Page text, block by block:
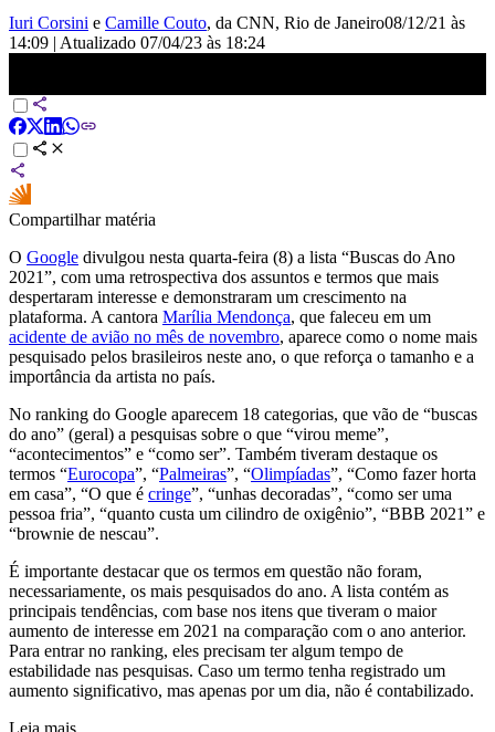
Iuri Corsini e Camille Couto, da CNN, Rio de Janeiro08/12/21 às
14:09 | Atualizado 07/04/23 às 18:24
Compartilhar matéria
O Google divulgou nesta quarta-feira (8) a lista “Buscas do Ano
2021”, com uma retrospectiva dos assuntos e termos que mais
despertaram interesse e demonstraram um crescimento na
plataforma. A cantora Marília Mendonça, que faleceu em um
acidente de avião no mês de novembro, aparece como o nome mais
pesquisado pelos brasileiros neste ano, o que reforça o tamanho e a
importância da artista no país.
No ranking do Google aparecem 18 categorias, que vão de “buscas
do ano” (geral) a pesquisas sobre o que “virou meme”,
“acontecimentos” e “como ser”. Também tiveram destaque os
termos “Eurocopa”, “Palmeiras”, “Olimpíadas”, “Como fazer horta
em casa”, “O que é cringe”, “unhas decoradas”, “como ser uma
pessoa fria”, “quanto custa um cilindro de oxigênio”, “BBB 2021” e
“brownie de nescau”.
É importante destacar que os termos em questão não foram,
necessariamente, os mais pesquisados do ano. A lista contém as
principais tendências, com base nos itens que tiveram o maior
aumento de interesse em 2021 na comparação com o ano anterior.
Para entrar no ranking, eles precisam ter algum tempo de
estabilidade nas pesquisas. Caso um termo tenha registrado um
aumento significativo, mas apenas por um dia, não é contabilizado.
Leia mais